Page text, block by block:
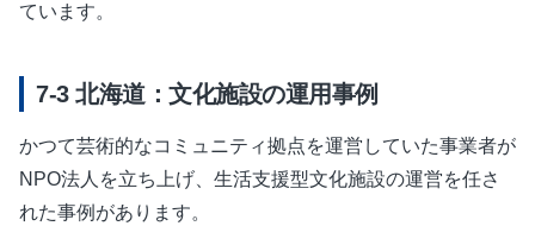
ています。
北海道：文化施設の運用事例
かつて芸術的なコミュニティ拠点を運営していた事業者が
NPO法人を立ち上げ、生活支援型文化施設の運営を任さ
れた事例があります。